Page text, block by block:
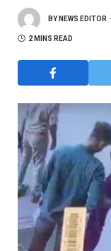
BY NEWS EDITOR
2 MINS READ